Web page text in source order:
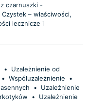
czarnuszki -
Czystek – właściwości,
lecznicze i
•
Uzależnienie od
• Współuzależnienie
•
•
Uzależnienie
•
Uzależnienie